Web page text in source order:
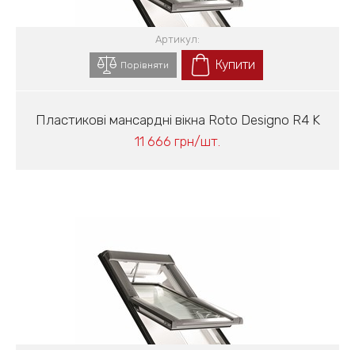
Пластикові мансардні вікна Roto Designo R4 K
11 666 грн/шт.
Артикул:
Порівняти Купити